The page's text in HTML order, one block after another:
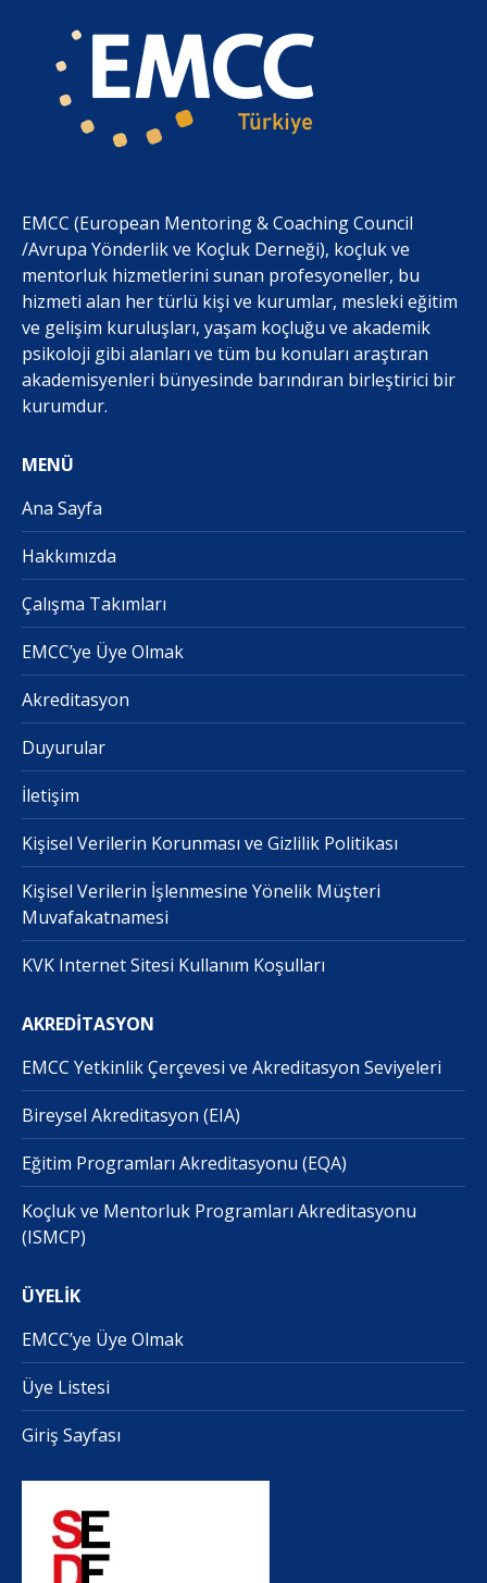
EMCC (European Mentoring & Coaching Council
/Avrupa Yönderlik ve Koçluk Derneği), koçluk ve
mentorluk hizmetlerini sunan profesyoneller, bu
hizmeti alan her türlü kişi ve kurumlar, mesleki eğitim
ve gelişim kuruluşları, yaşam koçluğu ve akademik
psikoloji gibi alanları ve tüm bu konuları araştıran
akademisyenleri bünyesinde barındıran birleştirici bir
kurumdur.
MENÜ
Ana Sayfa
Hakkımızda
Çalışma Takımları
EMCC’ye Üye Olmak
Akreditasyon
Duyurular
İletişim
Kişisel Verilerin Korunması ve Gizlilik Politikası
Kişisel Verilerin İşlenmesine Yönelik Müşteri
Muvafakatnamesi
KVK Internet Sitesi Kullanım Koşulları
AKREDİTASYON
EMCC Yetkinlik Çerçevesi ve Akreditasyon Seviyeleri
Bireysel Akreditasyon (EIA)
Eğitim Programları Akreditasyonu (EQA)
Koçluk ve Mentorluk Programları Akreditasyonu
(ISMCP)
ÜYELİK
EMCC’ye Üye Olmak
Üye Listesi
Giriş Sayfası